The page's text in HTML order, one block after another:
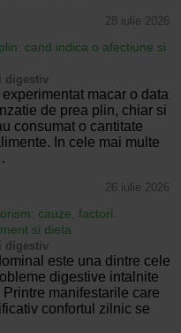
28 iulie 2026
cand indica o afectiune si
digestiv
macar o data
de prea plin, chiar si
consumat o cantitate
In cele mai multe
26 iulie 2026
cauze, factori
si dieta
digestiv
este una dintre cele
digestive intalnite
Printre manifestarile care
confortul zilnic se